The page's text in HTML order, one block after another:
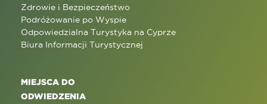
Zdrowie i Bezpieczeństwo
Podróżowanie po Wyspie
Odpowiedzialna Turystyka na Cyprze
Biura Informacji Turystycznej
MIEJSCA DO
ODWIEDZENIA